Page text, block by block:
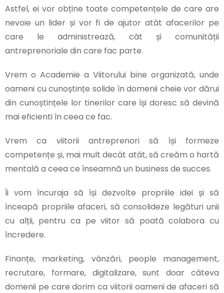
Astfel, ei vor obține toate competențele de care are
nevoie un lider și vor fi de ajutor atât afacerilor pe
care le administrează, cât și comunității
antreprenoriale din care fac parte.
Vrem o Academie a Viitorului bine organizată, unde
oameni cu cunoștințe solide în domenii cheie vor dărui
din cunoștințele lor tinerilor care își doresc să devină
mai eficienti în ceea ce fac.
Vrem ca viitorii antreprenori să își formeze
competențe și, mai mult decât atât, să creăm o hartă
mentală a ceea ce înseamnă un business de succes.
Îi vom încuraja să își dezvolte propriile idei și să
înceapă propriile afaceri, să consolideze legături unii
cu alții, pentru ca pe viitor să poată colabora cu
încredere.
Finanțe, marketing, vânzări, people management,
recrutare, formare, digitalizare, sunt doar câteva
domenii pe care dorim ca viitorii oameni de afaceri să